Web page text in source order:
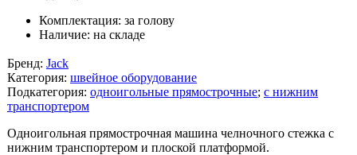
Комплектация: за голову
Наличие: на складе
Бренд: Jack
Категория: швейное оборудование
Подкатегория: одноигольные прямострочные; с нижним
транспортером
Одноигольная прямострочная машина челночного стежка с
нижним транспортером и плоской платформой.